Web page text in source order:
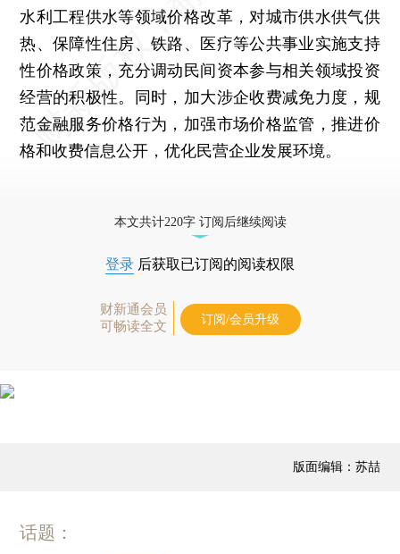
水利工程供水等领域价格改革，对城市供水供气供
热、保障性住房、铁路、医疗等公共事业实施支持
性价格政策，充分调动民间资本参与相关领域投资
经营的积极性。同时，加大涉企收费减免力度，规
范金融服务价格行为，加强市场价格监管，推进价
格和收费信息公开，优化民营企业发展环境。
本文共计220字 订阅后继续阅读
登录 后获取已订阅的阅读权限
财新通会员
可畅读全文
订阅/会员升级
版面编辑：苏喆
话题：